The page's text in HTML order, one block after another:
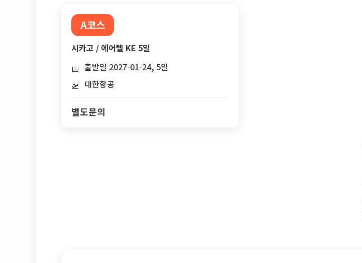
A코스
시카고 / 에어텔 KE 5일
📅 출발일 2027-01-24, 5일
🛫 대한항공
별도문의